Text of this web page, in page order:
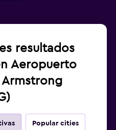
resultados
Aeropuerto
Popular cities